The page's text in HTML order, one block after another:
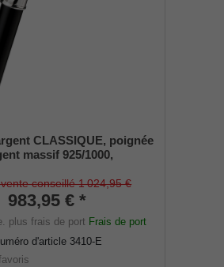
CLASSIQUE, poignée
massif 925/1000,
Macassar, tampons en
inclus.
conseillé 1 024,95 €
983,95 € *
plus frais de port Frais de port
d'article 3410-E